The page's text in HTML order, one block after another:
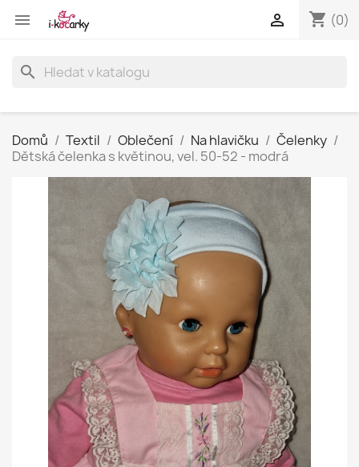
 shopping_cart (0)

search
Domů Textil Oblečení Na hlavičku
Čelenky
Dětská čelenka s květinou, vel. 50-52 - modrá